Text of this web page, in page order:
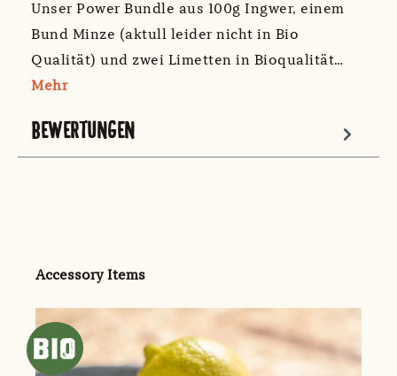
Unser Power Bundle aus 100g Ingwer, einem
Bund Minze (aktull leider nicht in Bio
Qualität) und zwei Limetten in Bioqualität…
Mehr
BEWERTUNGEN
Produktgalerie überspringen
Accessory Items